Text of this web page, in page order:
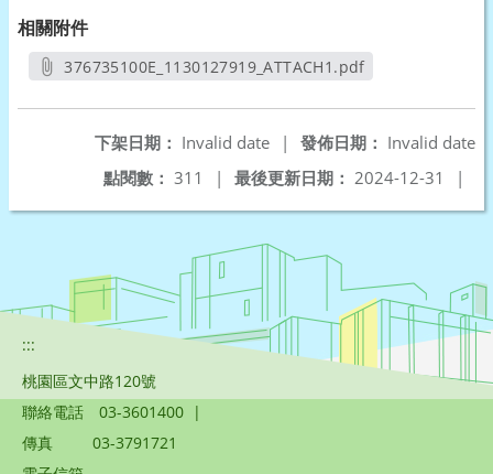
相關附件
376735100E_1130127919_ATTACH1.pdf
發佈日期： Invalid date
下架日期： Invalid date
|
最後更新日期： 2024-12-31 |
點閱數： 311 |
:::
桃園區文中路120號
聯絡電話
03-3601400 |
傳真
03-3791721